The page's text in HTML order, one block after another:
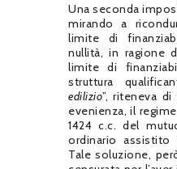
Una seconda
mirando a
limite di
nullità, in ragione
limite di
struttura
edilizio”, riteneva
evenienza, il
1424 c.c. del
ordinario assistito
Tale soluzione,